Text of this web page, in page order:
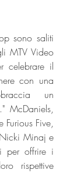
sono saliti
MTV Video
celebrare il
con una
un
McDaniels,
Furious Five,
Nicki Minaj e
per offrire i
rispettive